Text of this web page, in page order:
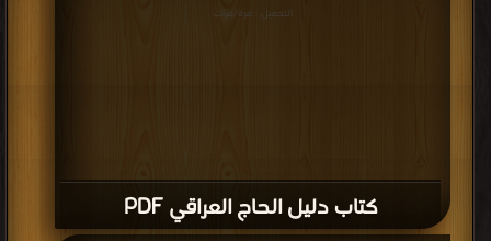
كتاب دليل الحاج العراقي PDF
التحميل : مرة/مرات